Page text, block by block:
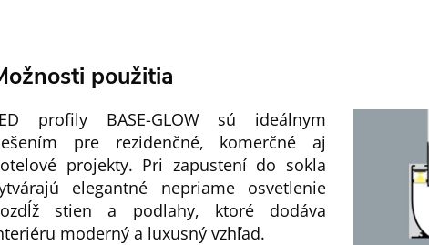
použitia
profily BASE-GLOW sú ideálnym
pre rezidenčné, komerčné aj
projekty. Pri zapustení do sokla
elegantné nepriame osvetlenie
stien a podlahy, ktoré dodáva
moderný a luxusný vzhľad.